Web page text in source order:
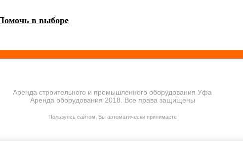
в выборе
Аренда строительного и промышленного оборудования Уфа
Аренда оборудования 2018. Все права защищены
Пользуясь сайтом, Вы автоматически принимаете